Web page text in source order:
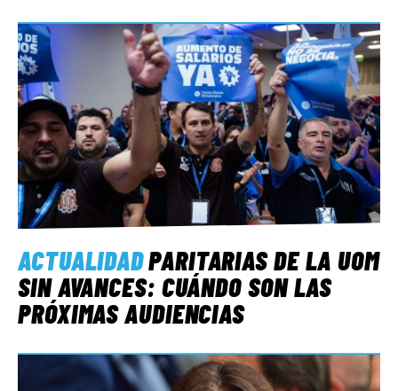
ACTUALIDADPARITARIAS DE LA UOM
SIN AVANCES: CUÁNDO SON LAS
PRÓXIMAS AUDIENCIAS